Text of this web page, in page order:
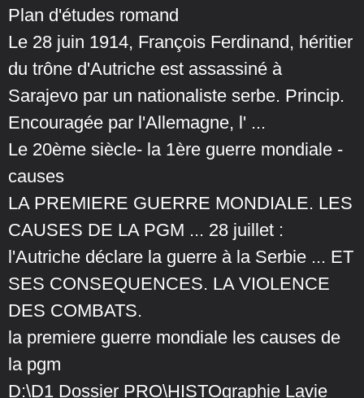
Plan d'études romand
Le 28 juin 1914, François Ferdinand, héritier
du trône d'Autriche est assassiné à
Sarajevo par un nationaliste serbe. Princip.
Encouragée par l'Allemagne, l' ...
Le 20ème siècle- la 1ère guerre mondiale -
causes
LA PREMIERE GUERRE MONDIALE. LES
CAUSES DE LA PGM ... 28 juillet :
l'Autriche déclare la guerre à la Serbie ... ET
SES CONSEQUENCES. LA VIOLENCE
DES COMBATS.
la premiere guerre mondiale les causes de
la pgm
D:\D1 Dossier PRO\HISTOgraphie Lavie